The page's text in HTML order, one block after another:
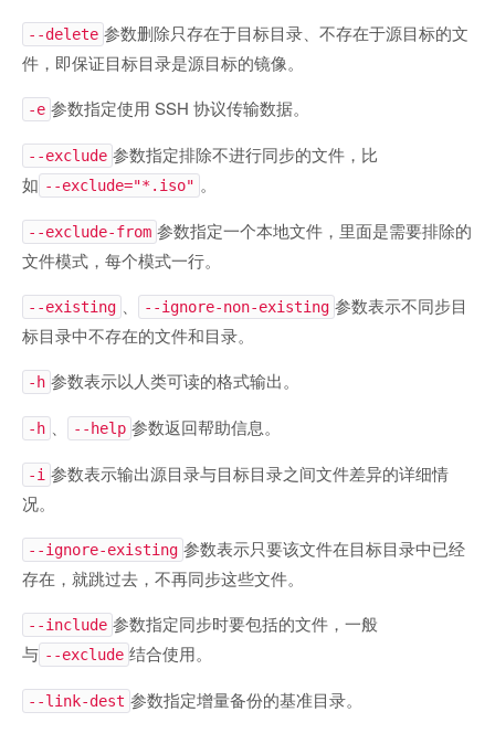
--delete 参数删除只存在于目标目录、不存在于源目标的文
件，即保证目标目录是源目标的镜像。
-e 参数指定使用 SSH 协议传输数据。
--exclude 参数指定排除不进行同步的文件，比
如 --exclude="*.iso" 。
--exclude-from 参数指定一个本地文件，里面是需要排除的
文件模式，每个模式一行。
--existing --ignore-non-existing 参数表示不同步目
标目录中不存在的文件和目录。
-h 参数表示以人类可读的格式输出。
-h --help 参数返回帮助信息。
-i 参数表示输出源目录与目标目录之间文件差异的详细情
况。
--ignore-existing 参数表示只要该文件在目标目录中已经
存在，就跳过去，不再同步这些文件。
--include 参数指定同步时要包括的文件，一般
与 --exclude 结合使用。
--link-dest 参数指定增量备份的基准目录。